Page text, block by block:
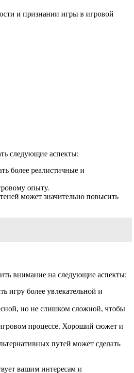
и признании игры в игровой
следующие аспекты:
более реалистичные и
опыту.
может значительно повысить
внимание на следующие аспекты:
игру более увлекательной и
но не слишком сложной, чтобы
процессе. Хороший сюжет и
путей может сделать
вашим интересам и